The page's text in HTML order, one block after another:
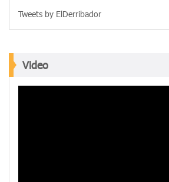
Tweets by ElDerribador
Video